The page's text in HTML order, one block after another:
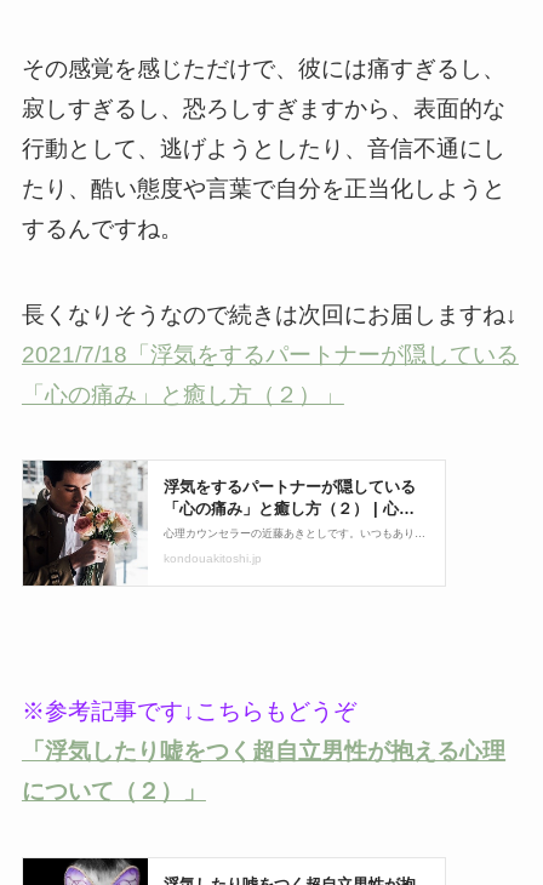
その感覚を感じただけで、彼には痛すぎるし、
寂しすぎるし、恐ろしすぎますから、表面的な
行動として、逃げようとしたり、音信不通にし
たり、酷い態度や言葉で自分を正当化しようと
するんですね。
長くなりそうなので続きは次回にお届しますね↓
2021/7/18「浮気をするパートナーが隠している
「心の痛み」と癒し方（２）」
※参考記事です↓こちらもどうぞ
「浮気したり嘘をつく超自立男性が抱える心理
について（２）」